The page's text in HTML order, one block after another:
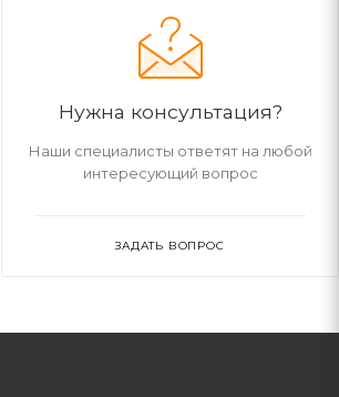
Нужна консультация?
Наши специалисты ответят на любой
интересующий вопрос
ЗАДАТЬ ВОПРОС